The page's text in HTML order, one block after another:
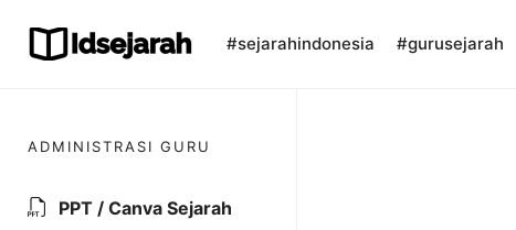
content
#sejarahindonesia #gurusejarah
ADMINISTRASI GURU
PPT / Canva Sejarah